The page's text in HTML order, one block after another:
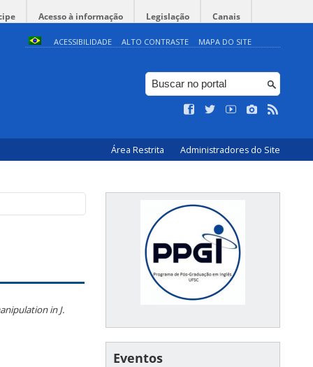
Acesso à informação Legislação Canais
ACESSIBILIDADE ALTO CONTRASTE MAPA DO SITE
Área Restrita Administradores do Site
in J.
Eventos